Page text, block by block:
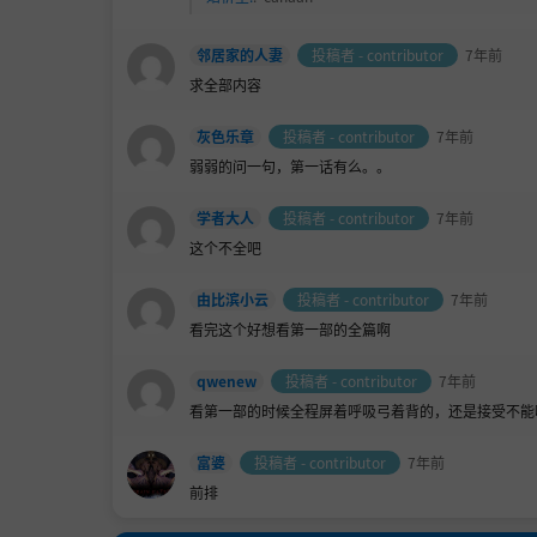
邻居家的人妻 投稿者 - contributor
7年前
求全部内容
灰色乐章 投稿者 - contributor
7年前
弱弱的问一句，第一话有么。。
学者大人 投稿者 - contributor
7年前
这个不全吧
由比滨小云 投稿者 - contributor
7年前
看完这个好想看第一部的全篇啊
qwenew 投稿者 - contributor
7年前
看第一部的时候全程屏着呼吸弓着背的，还是接受不
富婆 投稿者 - contributor
7年前
前排